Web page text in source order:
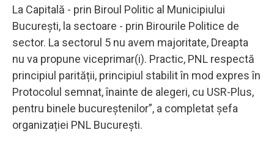
La Capitală - prin Biroul Politic al Municipiului
București, la sectoare - prin Birourile Politice de
sector. La sectorul 5 nu avem majoritate, Dreapta
nu va propune viceprimar(i). Practic, PNL respectă
principiul parității, principiul stabilit în mod expres în
Protocolul semnat, înainte de alegeri, cu USR-Plus,
pentru binele bucureștenilor”, a completat șefa
organizației PNL București.